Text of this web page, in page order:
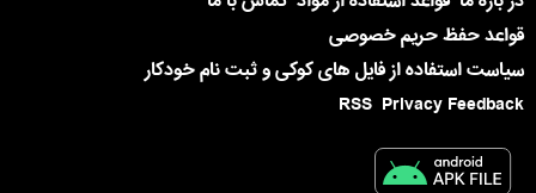
قواعد حفظ حریم خصوصی
سیاست استفاده از فایل های کوکی و ثبت نام خودکار
Privacy Feedback
RSS